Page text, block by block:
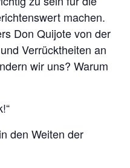
machen.
Don Quijote von der
Verrücktheiten an
wir uns? Warum
den Weiten der